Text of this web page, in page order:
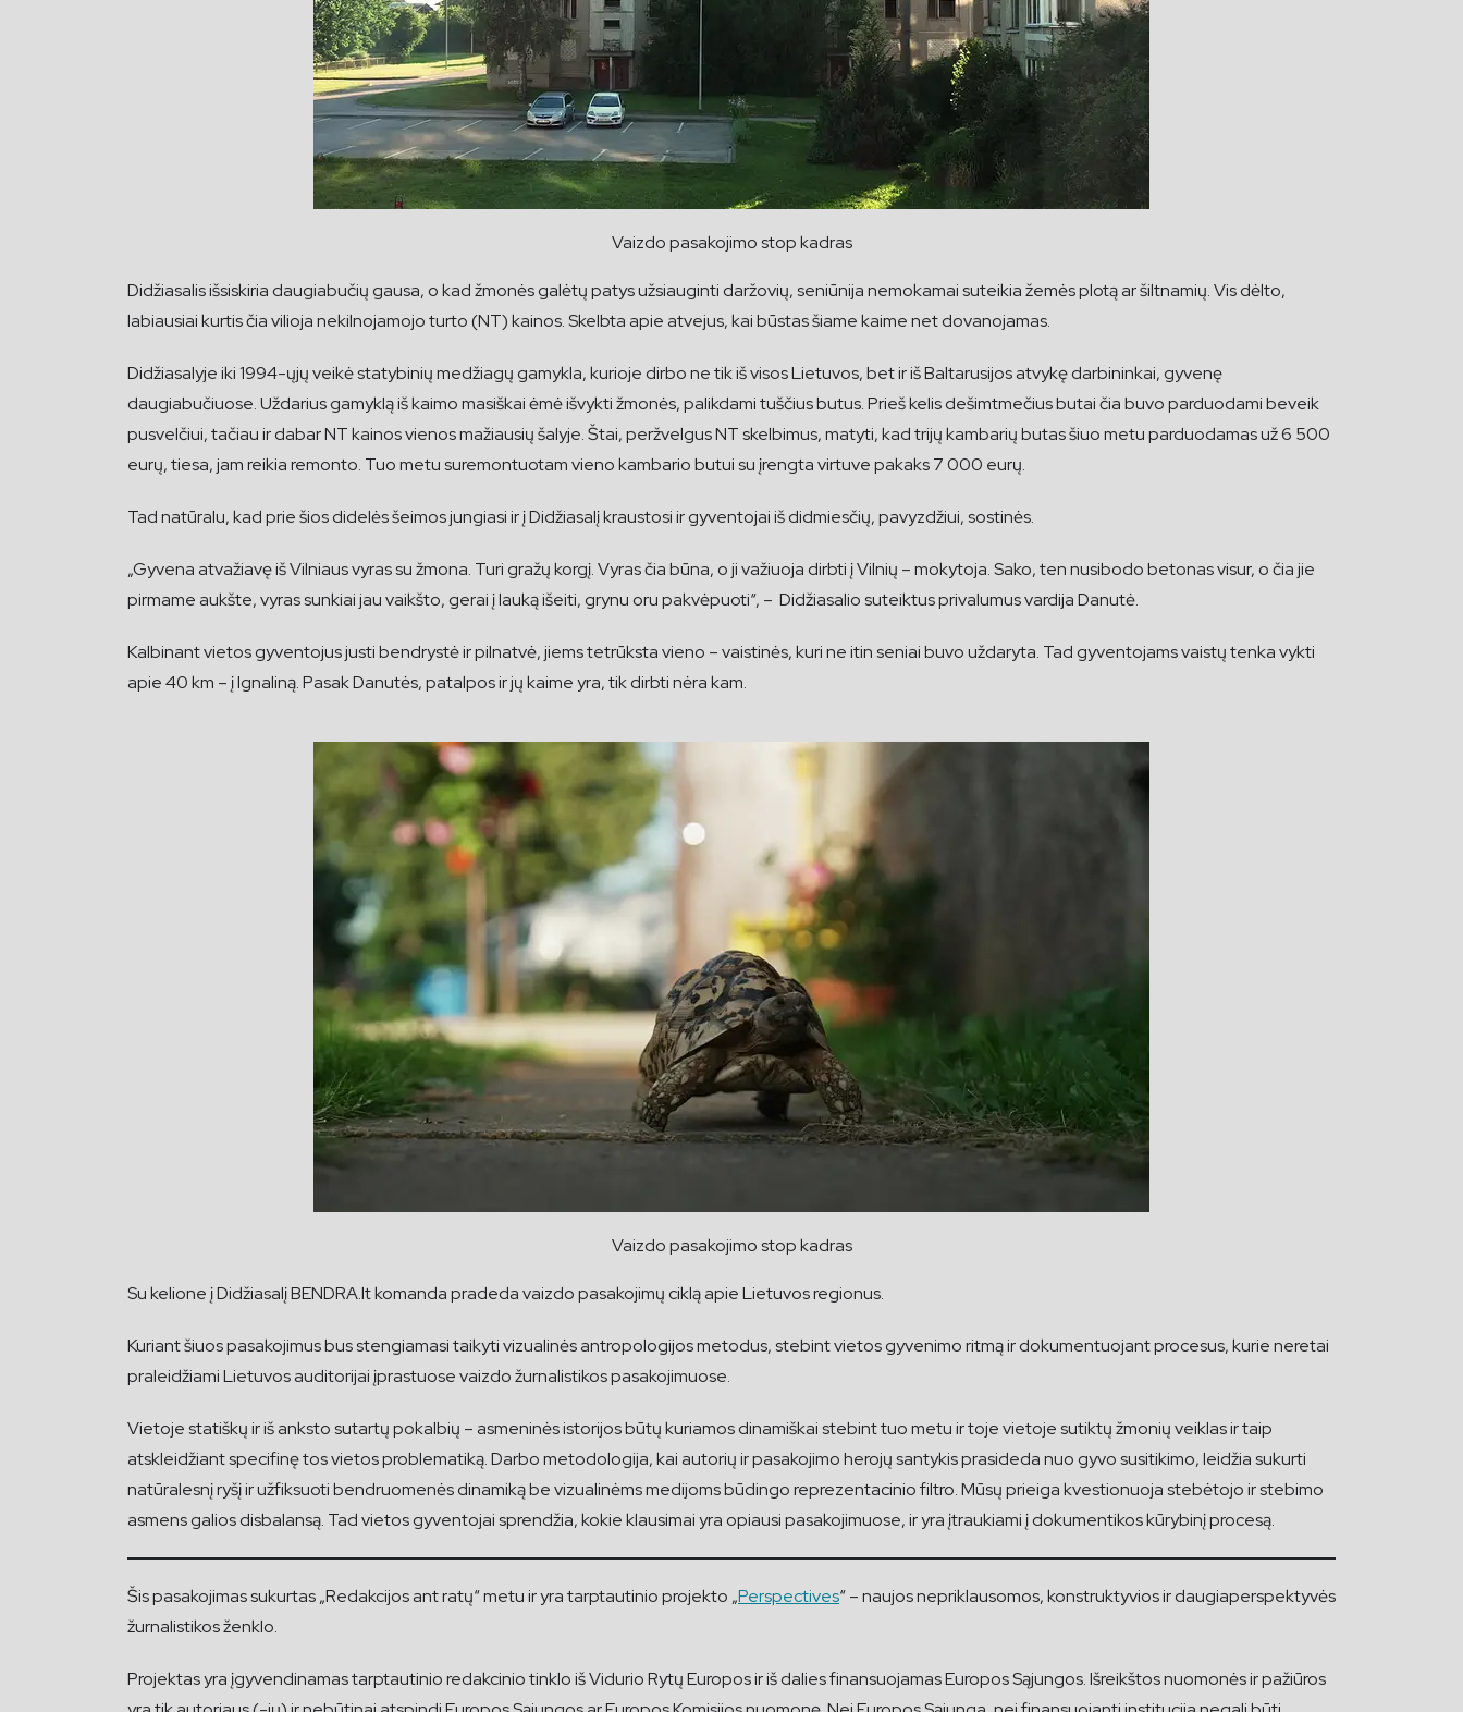
Vaizdo pasakojimo stop kadras
Didžiasalis išsiskiria daugiabučių gausa, o kad žmonės galėtų patys užsiauginti daržovių, seniūnija nemokamai suteikia žemės plotą ar šiltnamių. Vis dėlto,
labiausiai kurtis čia vilioja nekilnojamojo turto (NT) kainos. Skelbta apie atvejus, kai būstas šiame kaime net dovanojamas.
Didžiasalyje iki 1994-ųjų veikė statybinių medžiagų gamykla, kurioje dirbo ne tik iš visos Lietuvos, bet ir iš Baltarusijos atvykę darbininkai, gyvenę
daugiabučiuose. Uždarius gamyklą iš kaimo masiškai ėmė išvykti žmonės, palikdami tuščius butus. Prieš kelis dešimtmečius butai čia buvo parduodami beveik
pusvelčiui, tačiau ir dabar NT kainos vienos mažiausių šalyje. Štai, peržvelgus NT skelbimus, matyti, kad trijų kambarių butas šiuo metu parduodamas už 6 500
eurų, tiesa, jam reikia remonto. Tuo metu suremontuotam vieno kambario butui su įrengta virtuve pakaks 7 000 eurų.
Tad natūralu, kad prie šios didelės šeimos jungiasi ir į Didžiasalį kraustosi ir gyventojai iš didmiesčių, pavyzdžiui, sostinės.
„Gyvena atvažiavę iš Vilniaus vyras su žmona. Turi gražų korgį. Vyras čia būna, o ji važiuoja dirbti į Vilnių – mokytoja. Sako, ten nusibodo betonas visur, o čia jie
pirmame aukšte, vyras sunkiai jau vaikšto, gerai į lauką išeiti, grynu oru pakvėpuoti“, – Didžiasalio suteiktus privalumus vardija Danutė.
Kalbinant vietos gyventojus justi bendrystė ir pilnatvė, jiems tetrūksta vieno – vaistinės, kuri ne itin seniai buvo uždaryta. Tad gyventojams vaistų tenka vykti
apie 40 km – į Ignaliną. Pasak Danutės, patalpos ir jų kaime yra, tik dirbti nėra kam.
Vaizdo pasakojimo stop kadras
Su kelione į Didžiasalį BENDRA.lt komanda pradeda vaizdo pasakojimų ciklą apie Lietuvos regionus.
Kuriant šiuos pasakojimus bus stengiamasi taikyti vizualinės antropologijos metodus, stebint vietos gyvenimo ritmą ir dokumentuojant procesus, kurie neretai
praleidžiami Lietuvos auditorijai įprastuose vaizdo žurnalistikos pasakojimuose.
Vietoje statiškų ir iš anksto sutartų pokalbių – asmeninės istorijos būtų kuriamos dinamiškai stebint tuo metu ir toje vietoje sutiktų žmonių veiklas ir taip
atskleidžiant specifinę tos vietos problematiką. Darbo metodologija, kai autorių ir pasakojimo herojų santykis prasideda nuo gyvo susitikimo, leidžia sukurti
natūralesnį ryšį ir užfiksuoti bendruomenės dinamiką be vizualinėms medijoms būdingo reprezentacinio filtro. Mūsų prieiga kvestionuoja stebėtojo ir stebimo
asmens galios disbalansą. Tad vietos gyventojai sprendžia, kokie klausimai yra opiausi pasakojimuose, ir yra įtraukiami į dokumentikos kūrybinį procesą.
Šis pasakojimas sukurtas „Redakcijos ant ratų“ metu ir yra tarptautinio projekto „Perspectives“ – naujos nepriklausomos, konstruktyvios ir daugiaperspektyvės
žurnalistikos ženklo.
Projektas yra įgyvendinamas tarptautinio redakcinio tinklo iš Vidurio Rytų Europos ir iš dalies finansuojamas Europos Sąjungos. Išreikštos nuomonės ir pažiūros